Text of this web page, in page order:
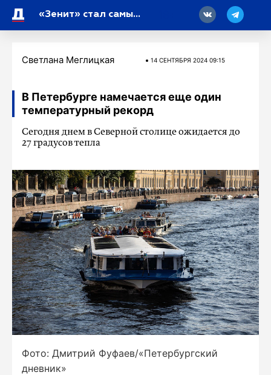
«Зенит» стал самым посещаемым футбольным клубом Восточной Европы
Светлана Меглицкая 14 СЕНТЯБРЯ 2024 09:15
В Петербурге намечается еще один
температурный рекорд
Сегодня днем в Северной столице ожидается до
27 градусов тепла
Фото: Дмитрий Фуфаев/«Петербургский
дневник»